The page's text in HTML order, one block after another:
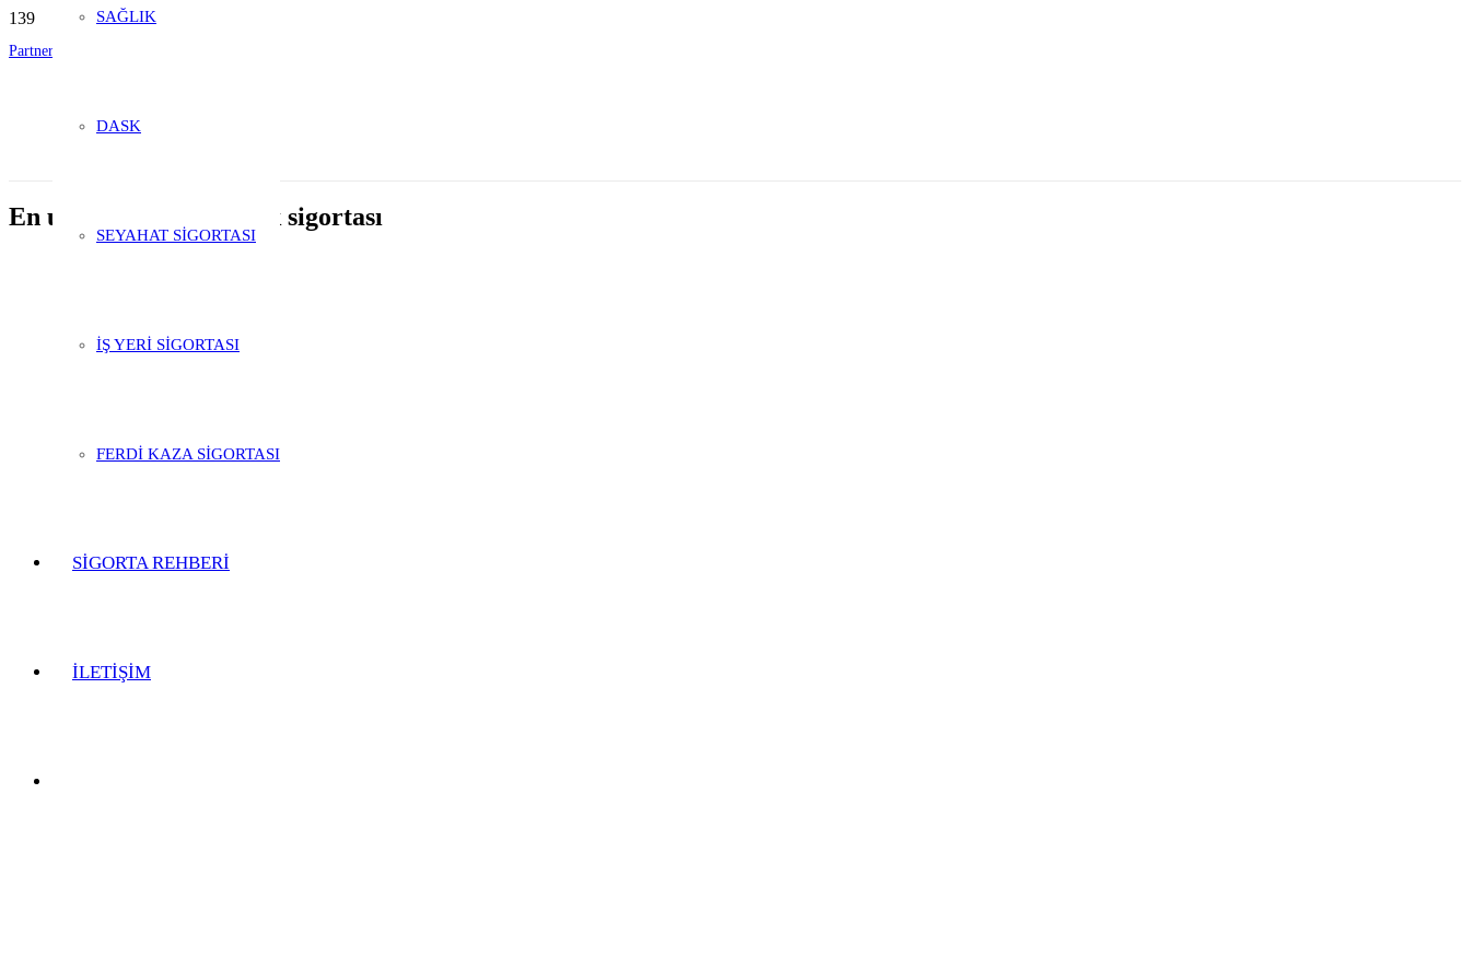
Partnerlik Başvurusu
SAĞLIK
DASK
SEYAHAT SİGORTASI
İŞ YERİ SİGORTASI
FERDİ KAZA SİGORTASI
SİGORTA REHBERİ
İLETİŞİM
En uygun zorunlu trafik sigortası